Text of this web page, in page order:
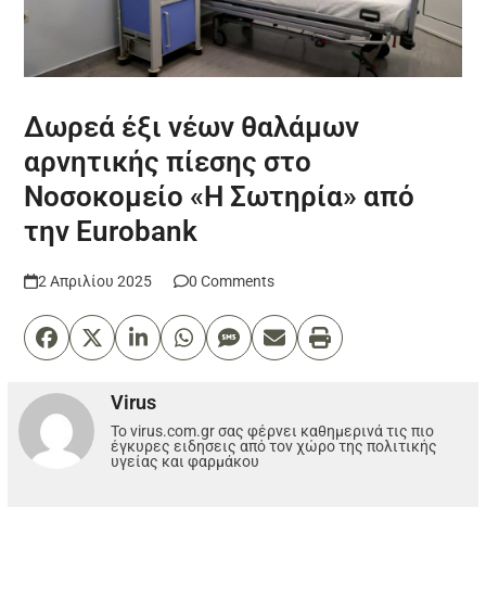
Δωρεά έξι νέων θαλάμων
αρνητικής πίεσης στο
Νοσοκομείο «Η Σωτηρία» από
την Eurobank
2 Απριλίου 2025 0 Comments
Virus
Το virus.com.gr σας φέρνει καθημερινά τις πιο
έγκυρες ειδησεις από τον χώρο της πολιτικής
υγείας και φαρμάκου